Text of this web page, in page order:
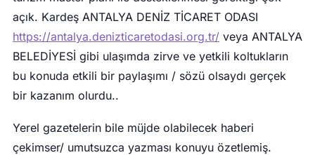
açık. Kardeş ANTALYA DENİZ TİCARET ODASI
https://antalya.denizticaretodasi.org.tr/ veya ANTALYA
BELEDİYESİ gibi ulaşımda zirve ve yetkili koltukların
bu konuda etkili bir paylaşımı / sözü olsaydı gerçek
bir kazanım olurdu..
Yerel gazetelerin bile müjde olabilecek haberi
çekimser/ umutsuzca yazması konuyu özetlemiş.